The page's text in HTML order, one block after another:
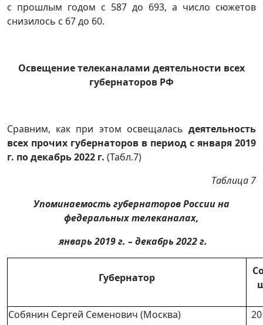
с прошлым годом с 587 до 693, а число сюжетов
снизилось с 67 до 60.
Освещение телеканалами деятельности всех
губернаторов РФ
Сравним, как при этом освещалась деятельность
всех прочих губернаторов в период с января 2019
г. по декабрь 2022 г. (Табл.7)
Таблица 7
Упоминаемость губернаторов России на
федеральных телеканалах,
январь 2019 г. – декабрь 2022 г.
Губернатор
Собянин Сергей Семенович (Москва)